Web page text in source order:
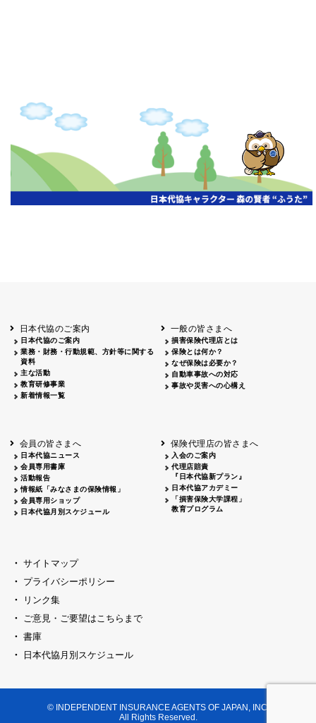
日本代協のご案内
日本代協のご案内
業務・財務・行動規範、方針等に関する
資料
主な活動
教育研修事業
新着情報一覧
一般の皆さまへ
損害保険代理店とは
保険とは何か？
なぜ保険は必要か？
自動車事故への対応
事故や災害への心構え
会員の皆さまへ
日本代協ニュース
会員専用書庫
活動報告
情報紙「みなさまの保険情報」
会員専用ショップ
日本代協月別スケジュール
保険代理店の皆さまへ
入会のご案内
代理店賠責
『日本代協新プラン』
日本代協アカデミー
「損害保険大学課程」
教育プログラム
サイトマップ
プライバシーポリシー
リンク集
ご意見・ご要望はこちらまで
書庫
日本代協月別スケジュール
© INDEPENDENT INSURANCE AGENTS OF JAPAN, INC.
All Rights Reserved.